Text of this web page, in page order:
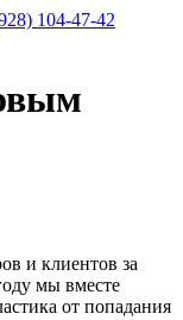
104-47-42
и клиентов за
мы вместе
от попадания